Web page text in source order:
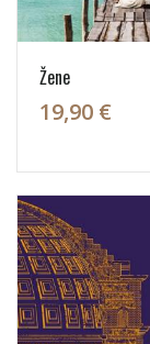
Žene
19,90 €